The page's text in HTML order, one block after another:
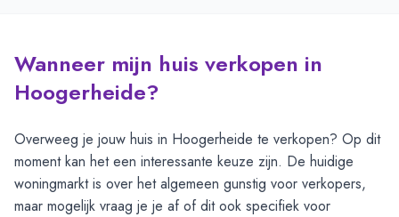
Wanneer mijn huis verkopen in
Hoogerheide?
Overweeg je jouw huis in Hoogerheide te verkopen? Op dit
moment kan het een interessante keuze zijn. De huidige
woningmarkt is over het algemeen gunstig voor verkopers,
maar mogelijk vraag je je af of dit ook specifiek voor